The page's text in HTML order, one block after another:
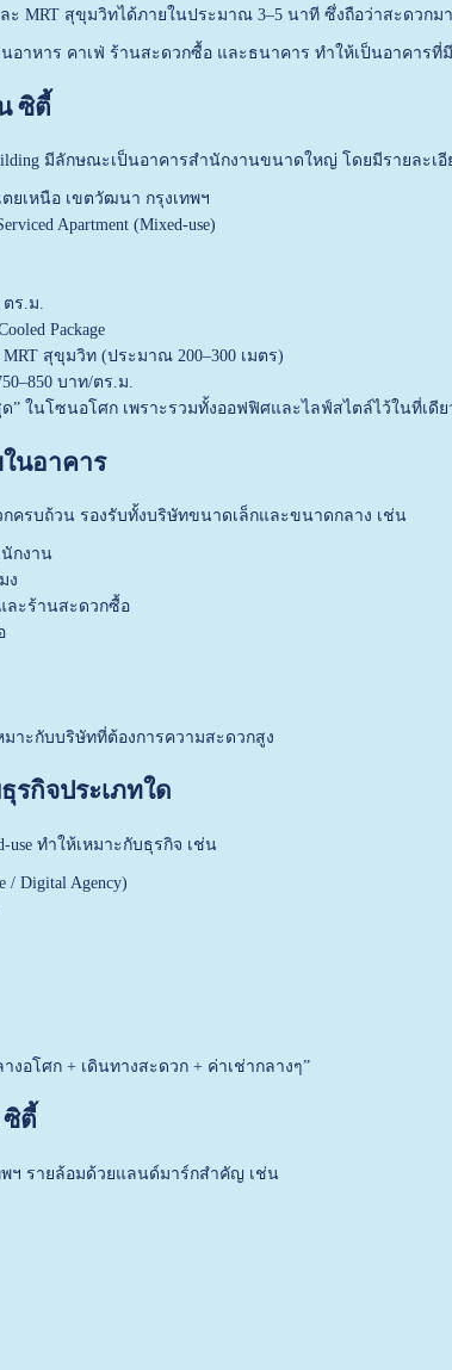
ะ MRT สุขุมวิทได้ภายในประมาณ 3–5 นาที ซึ่งถือว่าสะดวก
าหาร คาเฟ่ ร้านสะดวกซื้อ และธนาคาร ทำให้เป็นอาคารที่
ซิตี้
มีลักษณะเป็นอาคารสำนักงานขนาดใหญ่ โดยมีรายละเ
ยเหนือ เขตวัฒนา กรุงเทพฯ
Apartment (Mixed-use)
ร.ม.
Package
สุขุมวิท (ประมาณ 200–300 เมตร)
บาท/ตร.ม.
” ในโซนอโศก เพราะรวมทั้งออฟฟิศและไลฟ์สไตล์ไว้ในที่เดีย
นอาคาร
ครบถ้วน รองรับทั้งบริษัทขนาดเล็กและขนาดกลาง เช่น
กงาน
ง
ละร้านสะดวกซื้อ
มาะกับบริษัทที่ต้องการความสะดวกสูง
รกิจประเภทใด
ทำให้เหมาะกับธุรกิจ เช่น
/ Digital Agency)
งอโศก + เดินทางสะดวก + ค่าเช่ากลางๆ”
ตี้
พฯ รายล้อมด้วยแลนด์มาร์กสำคัญ เช่น